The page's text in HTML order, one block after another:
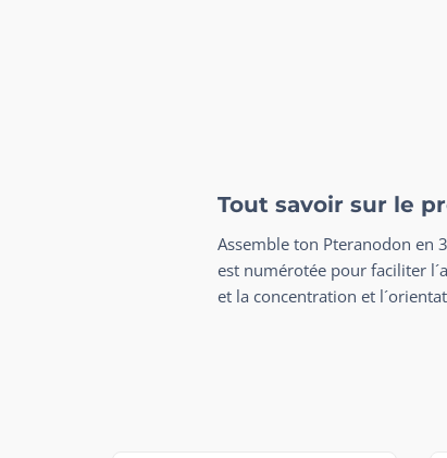
Tout savoir sur le
Assemble ton Pteranodon en
est numérotée pour faciliter
et la concentration et